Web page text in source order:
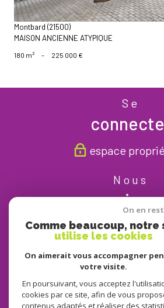
Montbard (21500)
MAISON ANCIENNE ATYPIQUE
180 m² - 225 000 €
Se
espace
Nous
suivre
Nous
On en
Comme beaucoup, notre
utilise les cookies
On aimerait vous accompagner
votre visite.
En poursuivant, vous acceptez
cookies par ce site, afin de vous
contenus adaptés et réaliser des